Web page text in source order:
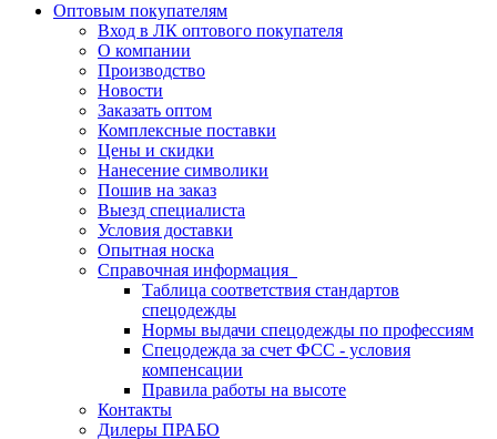
Оптовым покупателям
Вход в ЛК оптового покупателя
О компании
Производство
Новости
Заказать оптом
Комплексные поставки
Цены и скидки
Нанесение символики
Пошив на заказ
Выезд специалиста
Условия доставки
Опытная носка
Справочная информация
Таблица соответствия стандартов
спецодежды
Нормы выдачи спецодежды по профессиям
Спецодежда за счет ФСС - условия
компенсации
Правила работы на высоте
Контакты
Дилеры ПРАБО